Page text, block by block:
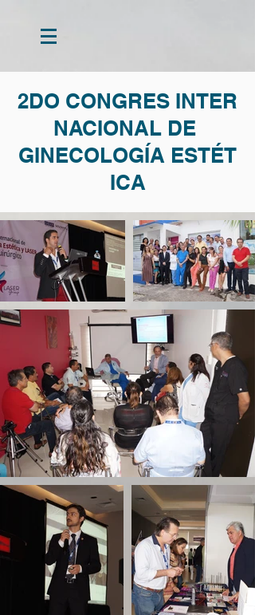
2DO CONGRES INTER
NACIONAL DE
GINECOLOGÍA ESTÉT
ICA